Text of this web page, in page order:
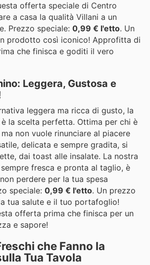
offerta speciale di Centro
a casa la qualità Villani a un
Prezzo speciale: 0,99 € l'etto. Un
prodotto così iconico! Approfitta di
che finisca e goditi il vero
Leggera, Gustosa e
leggera ma ricca di gusto, la
è la scelta perfetta. Ottima per chi è
non vuole rinunciare al piacere
delicata e sempre gradita, si
dai toast alle insalate. La nostra
fresca e pronta al taglio, è
perdere per la tua spesa
speciale: 0,99 € l'etto. Un prezzo
tua salute e il tuo portafoglio!
offerta prima che finisca per un
e sapore!
che Fanno la
Tua Tavola